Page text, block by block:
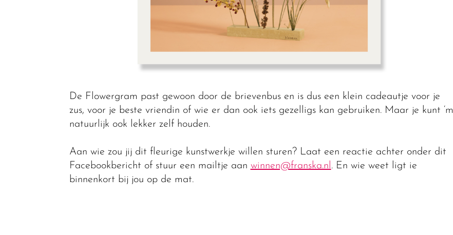
De Flowergram past gewoon door de brievenbus en is dus een klein cadeautje voor je
zus, voor je beste vriendin of wie er dan ook iets gezelligs kan gebruiken. Maar je kunt ‘m
natuurlijk ook lekker zelf houden.
Aan wie zou jij dit fleurige kunstwerkje willen sturen? Laat een reactie achter onder dit
Facebookbericht of stuur een mailtje aan winnen@franska.nl. En wie weet ligt ie
binnenkort bij jou op de mat.